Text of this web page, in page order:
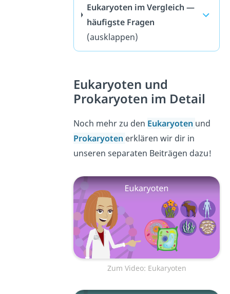
Eukaryoten im Vergleich —
häufigste Fragen
(ausklappen)
Eukaryoten und
Prokaryoten im Detail
Noch mehr zu den Eukaryoten und
Prokaryoten erklären wir dir in
unseren separaten Beiträgen dazu!
Zum Video: Eukaryoten